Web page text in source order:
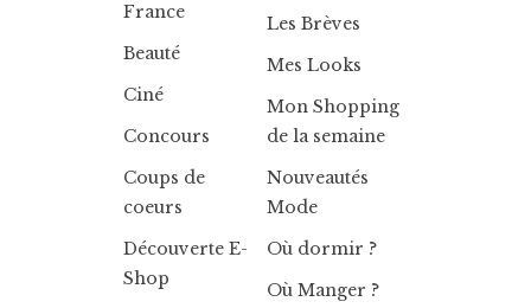
France
Beauté
Ciné
Concours
Coups de
coeurs
Découverte E-
Shop
Les Brèves
Mes Looks
Mon Shopping
de la semaine
Nouveautés
Mode
Où dormir ?
Où Manger ?